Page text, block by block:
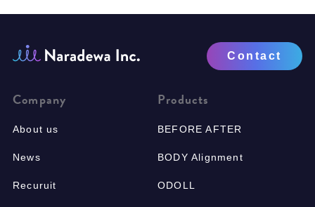
Contact
Company
About us
News
Recuruit
Products
BEFORE AFTER
BODY Alignment
ODOLL